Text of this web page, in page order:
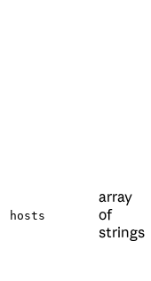
hosts
array
of
strings